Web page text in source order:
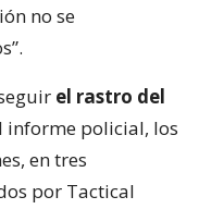
no se
el rastro del
informe policial, los
en tres
por Tactical